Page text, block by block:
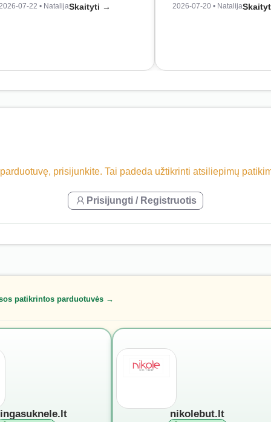
07-22 • NatalijaSkaityti → 2026-07-20 • Natalija
prisijunkite. Tai padeda užtikrinti atsiliepimų
Prisijungti / Registruotis
patikrintos parduotuvės →
nikolebut.lt